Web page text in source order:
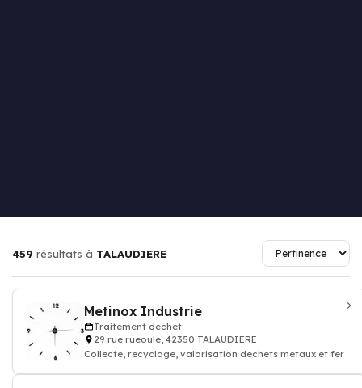
459 résultats à TALAUDIERE
Metinox Industrie
Traitement dechet
29 rue rueoule, 42350 TALAUDIERE
Collecte, recyclage, valorisation dechets metaux et fer